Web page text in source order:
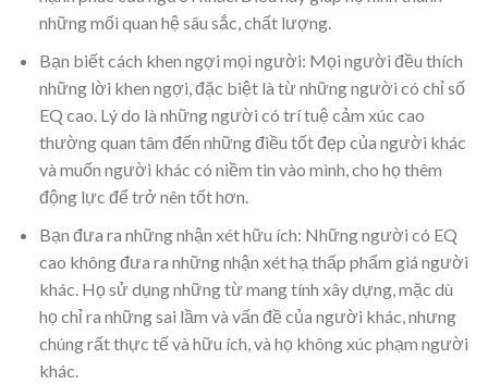
những mối quan hệ sâu sắc, chất lượng.
Bạn biết cách khen ngợi mọi người: Mọi người đều thích
những lời khen ngợi, đặc biệt là từ những người có chỉ số
EQ cao. Lý do là những người có trí tuệ cảm xúc cao
thường quan tâm đến những điều tốt đẹp của người khác
và muốn người khác có niềm tin vào mình, cho họ thêm
động lực để trở nên tốt hơn.
Bạn đưa ra những nhận xét hữu ích: Những người có EQ
cao không đưa ra những nhận xét hạ thấp phẩm giá người
khác. Họ sử dụng những từ mang tính xây dựng, mặc dù
họ chỉ ra những sai lầm và vấn đề của người khác, nhưng
chúng rất thực tế và hữu ích, và họ không xúc phạm người
khác.